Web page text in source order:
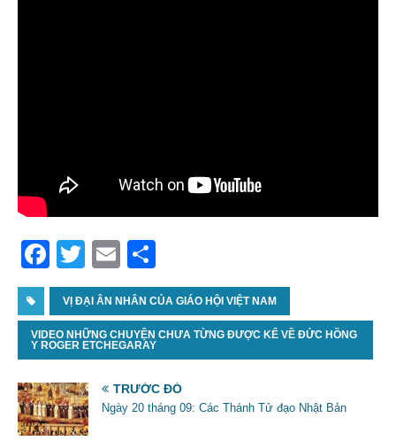
F
a
c
e
b
o
o
T
w
itt
er
E
m
ai
l
h
ar
e
VỊ ĐẠI ÂN NHÂN CỦA GIÁO HỘI VIỆT NAM
VIDEO NHỮNG CHUYỆN CHƯA TỪNG ĐƯỢC KỂ VỀ ĐỨC HỒNG
Y ROGER ETCHEGARAY
TRƯỚC ĐÓ
Ngày 20 tháng 09: Các Thánh Tử đạo Nhật Bản